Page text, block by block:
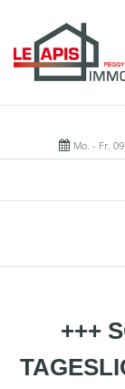
Mo. - Fr.
+++